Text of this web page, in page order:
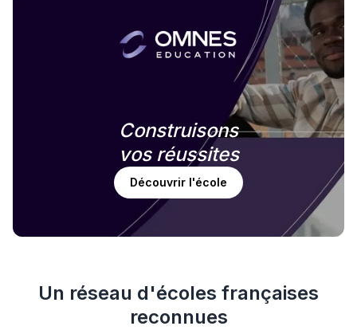
Construisons
vos réussites
Découvrir l'école
Un réseau d'écoles françaises
reconnues